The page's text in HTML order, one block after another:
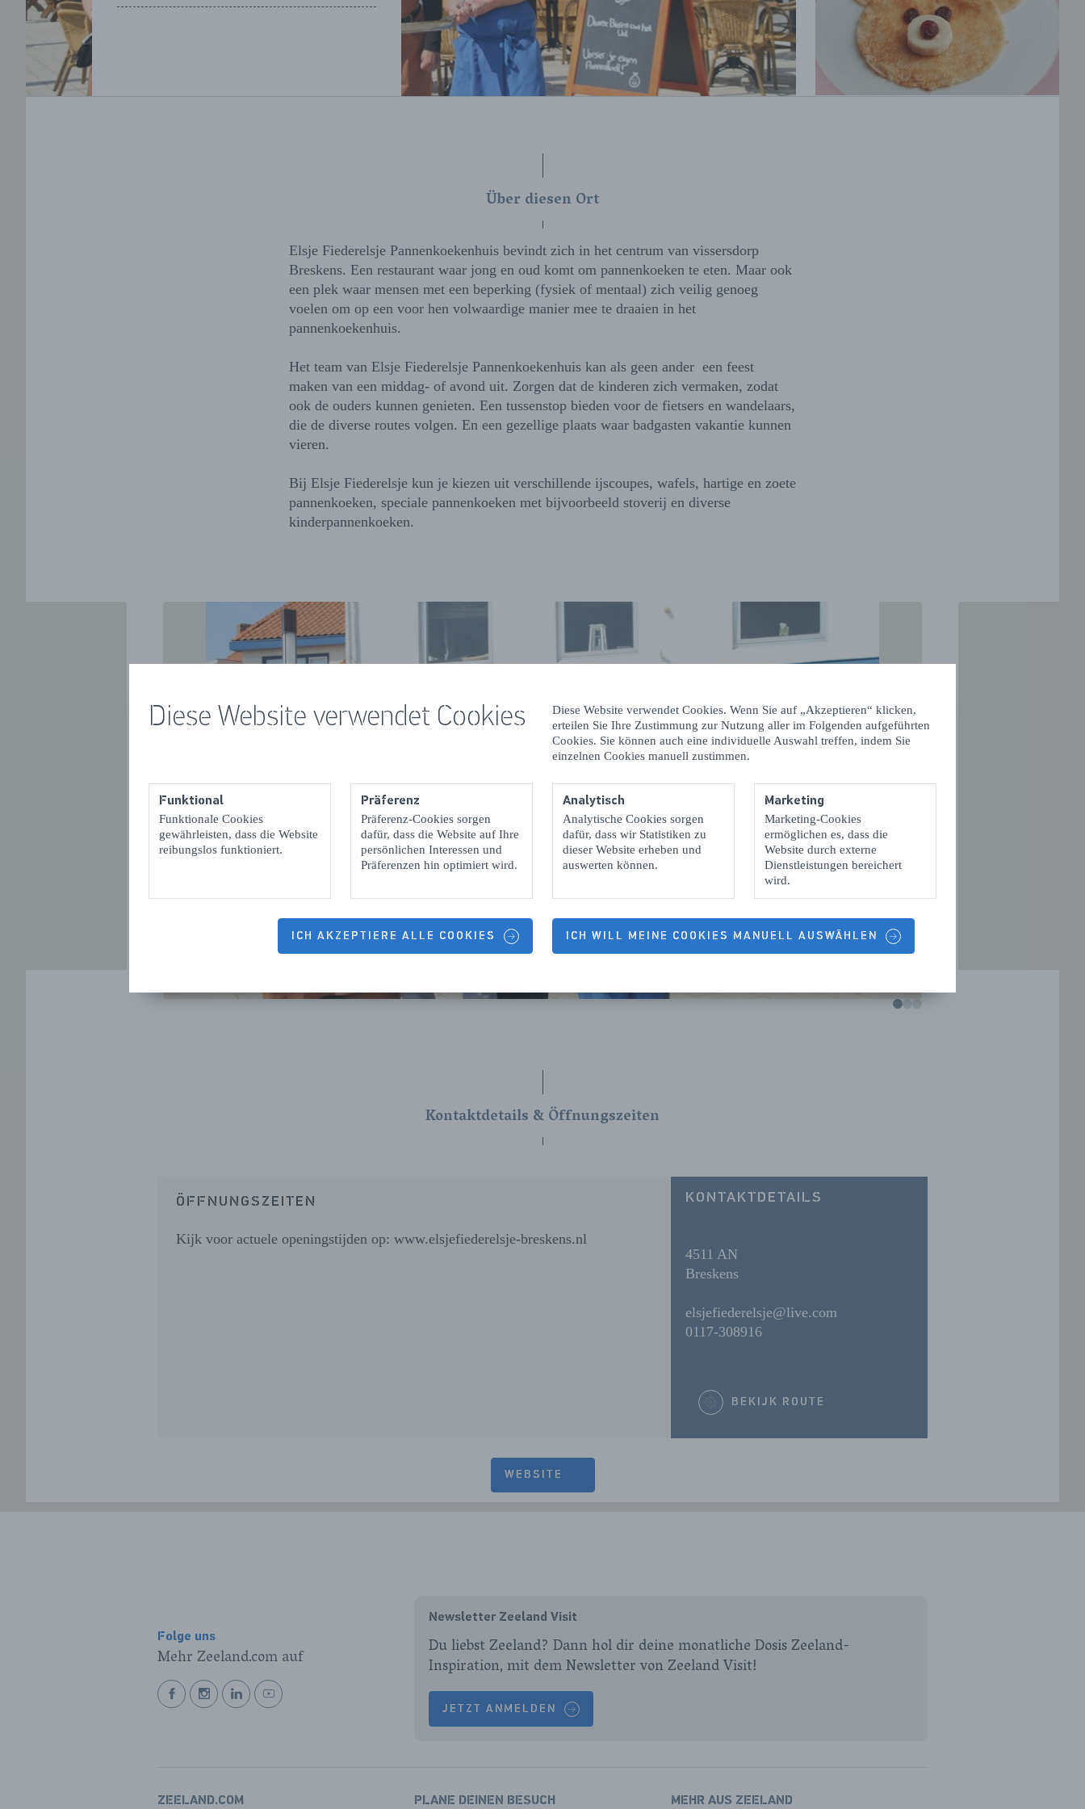
Diese Website verwendet Cookies
Diese Website verwendet Cookies. Wenn Sie auf „Akzeptieren“ klicken,
erteilen Sie Ihre Zustimmung zur Nutzung aller im Folgenden aufgeführten
Cookies. Sie können auch eine individuelle Auswahl treffen, indem Sie
einzelnen Cookies manuell zustimmen.
Funktional
Funktionale Cookies
gewährleisten, dass die Website
reibungslos funktioniert.
Präferenz
Präferenz-Cookies sorgen
dafür, dass die Website auf Ihre
persönlichen Interessen und
Präferenzen hin optimiert wird.
Analytisch
Analytische Cookies sorgen
dafür, dass wir Statistiken zu
dieser Website erheben und
auswerten können.
Marketing
Marketing-Cookies
ermöglichen es, dass die
Website durch externe
Dienstleistungen bereichert
wird.
ICH AKZEPTIERE ALLE COOKIES ICH WILL MEINE COOKIES MANUELL AUSWÄHLEN
Über diesen Ort
Elsje Fiederelsje Pannenkoekenhuis bevindt zich in het centrum van vissersdorp
Breskens. Een restaurant waar jong en oud komt om pannenkoeken te eten. Maar ook
een plek waar mensen met een beperking (fysiek of mentaal) zich veilig genoeg
voelen om op een voor hen volwaardige manier mee te draaien in het
pannenkoekenhuis.
Het team van Elsje Fiederelsje Pannenkoekenhuis kan als geen ander een feest
maken van een middag- of avond uit. Zorgen dat de kinderen zich vermaken, zodat
ook de ouders kunnen genieten. Een tussenstop bieden voor de fietsers en wandelaars,
die de diverse routes volgen. En een gezellige plaats waar badgasten vakantie kunnen
vieren.
Bij Elsje Fiederelsje kun je kiezen uit verschillende ijscoupes, wafels, hartige en zoete
pannenkoeken, speciale pannenkoeken met bijvoorbeeld stoverij en diverse
kinderpannenkoeken.
VORIGE
Kontaktdetails & Öffnungszeiten
ÖFFNUNGSZEITEN
Kijk voor actuele openingstijden op: www.elsjefiederelsje-breskens.nl
KONTAKTDETAILS
4511 AN
Breskens
elsjefiederelsje@live.com
0117-308916
BEKIJK ROUTE
WEBSITE
Folge uns
Mehr Zeeland.com auf
BEKIJKBEKIJKBEKIJKBEKIJK
Newsletter Zeeland Visit
Du liebst Zeeland? Dann hol dir deine monatliche Dosis Zeeland-
Inspiration, mit dem Newsletter von Zeeland Visit!
JETZT ANMELDEN
ZEELAND.COM PLANE DEINEN BESUCH MEHR AUS ZEELAND